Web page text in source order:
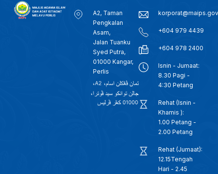
A2, Taman
Pengkalan
Asam,
Jalan Tuanku
Syed Putra,
01000 Kangar,
Perlis
+604 979 4439
+604 978 2400
Isnin - Jumaat:
8.30 Pagi -
4:30 Petang
Rehat (Isnin -
Khamis ):
1.00 Petang -
2.00 Petang
Rehat (Jumaat):
12.15Tengah
Hari - 2.45